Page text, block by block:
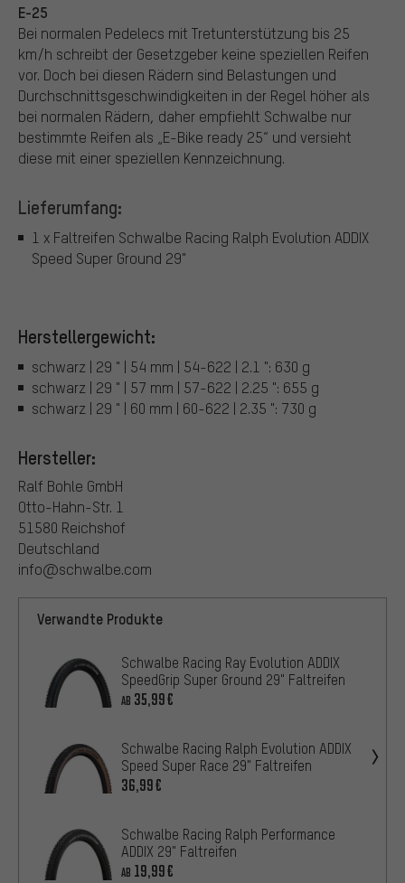
E-25
Bei normalen Pedelecs mit Tretunterstützung bis 25
km/h schreibt der Gesetzgeber keine speziellen Reifen
vor. Doch bei diesen Rädern sind Belastungen und
Durchschnittsgeschwindigkeiten in der Regel höher als
bei normalen Rädern, daher empfiehlt Schwalbe nur
bestimmte Reifen als „E-Bike ready 25“ und versieht
diese mit einer speziellen Kennzeichnung.
Lieferumfang:
1 x Faltreifen Schwalbe Racing Ralph Evolution ADDIX
Speed Super Ground 29"
Herstellergewicht:
schwarz | 29 " | 54 mm | 54-622 | 2.1 ": 630 g
schwarz | 29 " | 57 mm | 57-622 | 2.25 ": 655 g
schwarz | 29 " | 60 mm | 60-622 | 2.35 ": 730 g
Hersteller:
Ralf Bohle GmbH
Otto-Hahn-Str. 1
51580 Reichshof
Deutschland
info@schwalbe.com
Verwandte Produkte
Schwalbe Racing Ray Evolution ADDIX
SpeedGrip Super Ground 29" Faltreifen
AB 35,99€
Schwalbe Racing Ralph Evolution ADDIX
Speed Super Race 29" Faltreifen
36,99€
Schwalbe Racing Ralph Performance
ADDIX 29" Faltreifen
AB 19,99€